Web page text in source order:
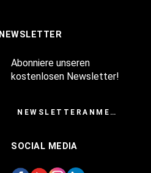
NEWSLETTER
Abonniere unseren
kostenlosen Newsletter!
NEWSLETTERANMELDUNG
SOCIAL MEDIA